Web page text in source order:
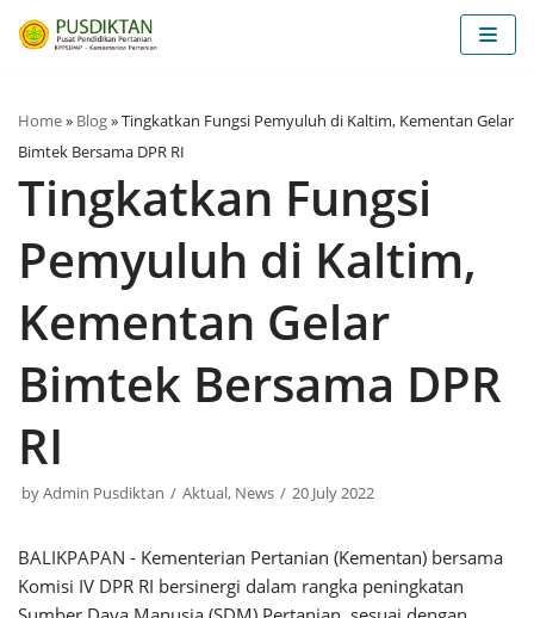
Skip
to
Home» Blog»Tingkatkan Fungsi Pemyuluh di Kaltim, Kementan Gelar
Bimtek Bersama DPR RI
Tingkatkan Fungsi
Pemyuluh di Kaltim,
Kementan Gelar
Bimtek Bersama DPR
RI
byAdmin Pusdiktan Aktual, News 20 July 2022
BALIKPAPAN - Kementerian Pertanian (Kementan) bersama
Komisi IV DPR RI bersinergi dalam rangka peningkatan